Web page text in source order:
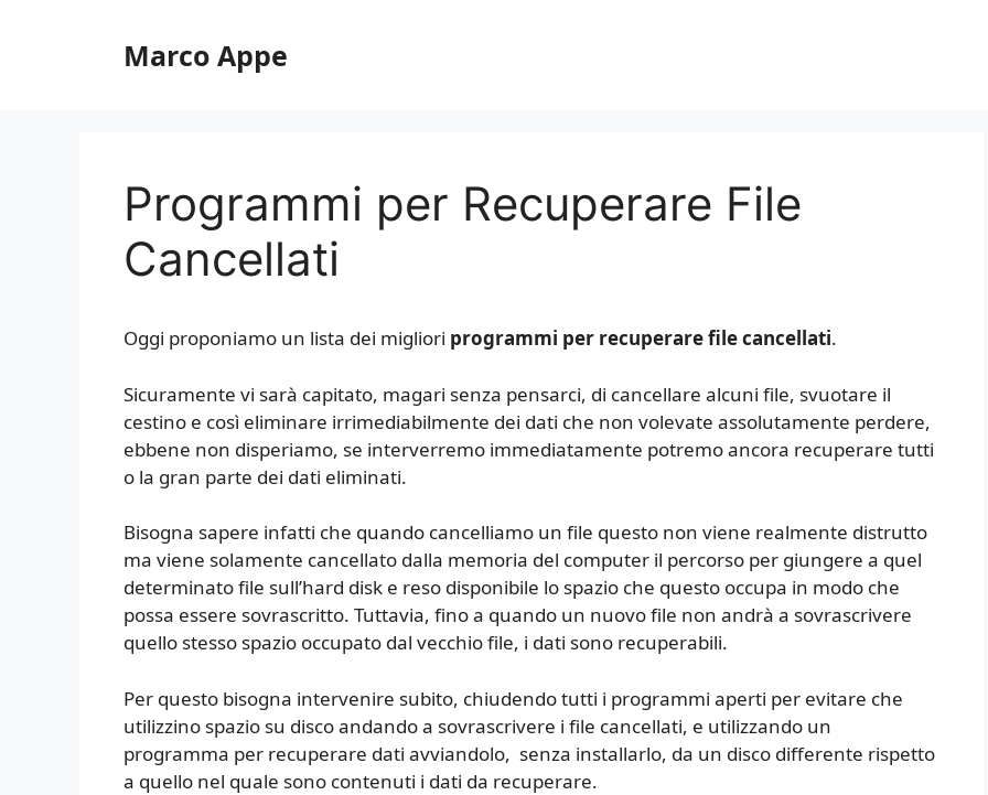
Marco Appe
Programmi per Recuperare File
Cancellati
Oggi proponiamo un lista dei migliori programmi per recuperare file cancellati.
Sicuramente vi sarà capitato, magari senza pensarci, di cancellare alcuni file, svuotare il
cestino e così eliminare irrimediabilmente dei dati che non volevate assolutamente perdere,
ebbene non disperiamo, se interverremo immediatamente potremo ancora recuperare tutti
o la gran parte dei dati eliminati.
Bisogna sapere infatti che quando cancelliamo un file questo non viene realmente distrutto
ma viene solamente cancellato dalla memoria del computer il percorso per giungere a quel
determinato file sull’hard disk e reso disponibile lo spazio che questo occupa in modo che
possa essere sovrascritto. Tuttavia, fino a quando un nuovo file non andrà a sovrascrivere
quello stesso spazio occupato dal vecchio file, i dati sono recuperabili.
Per questo bisogna intervenire subito, chiudendo tutti i programmi aperti per evitare che
utilizzino spazio su disco andando a sovrascrivere i file cancellati, e utilizzando un
programma per recuperare dati avviandolo, senza installarlo, da un disco differente rispetto
a quello nel quale sono contenuti i dati da recuperare.